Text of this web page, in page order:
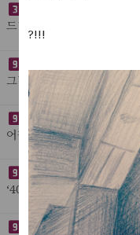
드디어 무엇이든 만들 수
던 수많은 아이디어들이어
그날 밤. 또 목소리를 들었
난 것인지 알 수는 없었지
소리를 들을 수 있었다. 컴
중고인간 5
어쨌든 그렇게 전망이 넓
지게 된 이유를 나는 그
자랑하며 마음을 사로잡아
중고인간 4
‘40년을 살아오면서 나는
까. 15년 쯤 될까, 20년 쯤
봤지만 잠을 자며 무슨 소
중고인간 3
?!!!